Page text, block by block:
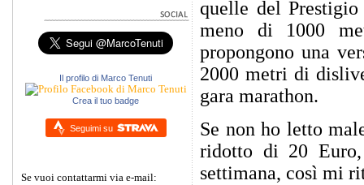
Il profilo di Marco Tenuti
Crea il tuo badge
Seguimi su
Se vuoi contattarmi via e-mail:
quelle del
meno di 1000
propongono una
2000 metri di
gara marathon.
Se non ho letto
ridotto di 20
settimana, così mi